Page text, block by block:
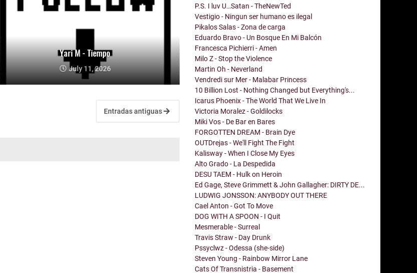
Yari M - Tiempo
July 11, 2026
Entradas antiguas
P.S. I luv U…Satan - TheNewTed
Vestigio - Ningun ser humano es ilegal
Pikalos Salas - Zona de carga
Eduardo Bravo - Un Bosque En Mi Balcón
Francesca Pichierri - Amen
Milo Z - Stop the Violence
Martin Oh - Neverland
Vendredi sur Mer - Malabar Princess
10 Billion Lost - Nothing Changed but Everything's...
Icarus Phoenix - The World That We Live In
Victoria Moralez - Goldilocks
Miki Vos - De Bar en Bares
FORGOTTEN DREAM - Brain Dye
OUTDrejas - We'll Fight The Fight
Kalisway - When I Close My Eyes
Alto Grado - La Despedida
DESU TAEM - Hulk on Heroin
Ed Gage, Steve Grimmett & John Gallagher: DIRTY DE...
LUDWIG JONSSON: ANYBODY OUT THERE
Cael Anton - Got To Move
DOG WITH A SPOON - I Quit
Mesmerable - Surreal
Travis Straw - Day Drunk
Pssyclwz - Odessa (she-side)
Steven Young - Rainbow Mirror Lane
Cats Of Transnistria - Basement